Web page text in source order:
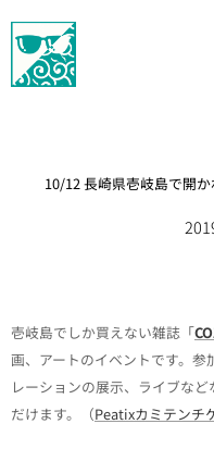
10/12 長崎県壱岐島で開
壱岐島でしか買えない雑誌「
画、アートのイベントです。参
レーションの展示、ライブな
だけます。（Peatixカミテンチ